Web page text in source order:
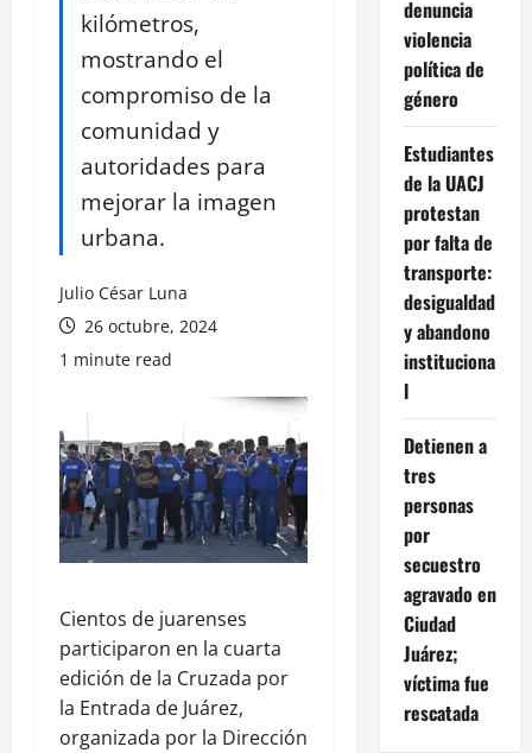
kilómetros,
mostrando el
compromiso de la
comunidad y
autoridades para
mejorar la imagen
urbana.
Julio César Luna
26 octubre, 2024
1 minute read
Cientos de juarenses
participaron en la cuarta
edición de la Cruzada por
la Entrada de Juárez,
organizada por la Dirección
denuncia
violencia
política de
género
Estudiantes
de la UACJ
protestan
por falta de
transporte:
desigualdad
y abandono
instituciona
l
Detienen a
tres
personas
por
secuestro
agravado en
Ciudad
Juárez;
víctima fue
rescatada